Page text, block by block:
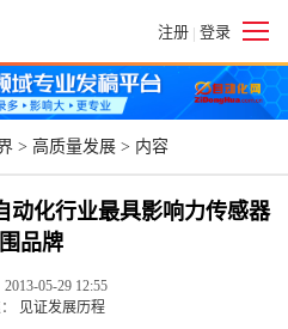
注册 | 登录
> 高质量发展 > 内容
动化行业最具影响力传感器
品牌
05-29 12:55
见证发展历程